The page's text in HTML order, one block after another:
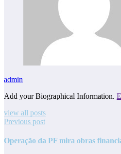
admin
Add your Biographical Information.
view all posts
Previous post
Operação da PF mira obras